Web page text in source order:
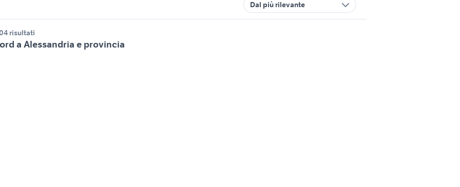
Dal più rilevante
risultati
a Alessandria e provincia